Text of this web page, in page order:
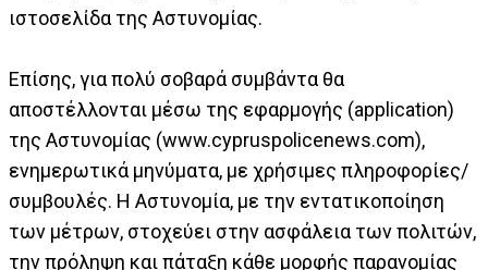
ιστοσελίδα της Αστυνομίας.
Επίσης, για πολύ σοβαρά συμβάντα θα
αποστέλλονται μέσω της εφαρμογής (application)
της Αστυνομίας (www.cypruspolicenews.com),
ενημερωτικά μηνύματα, με χρήσιμες πληροφορίες/
συμβουλές. Η Αστυνομία, με την εντατικοποίηση
των μέτρων, στοχεύει στην ασφάλεια των πολιτών,
την πρόληψη και πάταξη κάθε μορφής παρανομίας